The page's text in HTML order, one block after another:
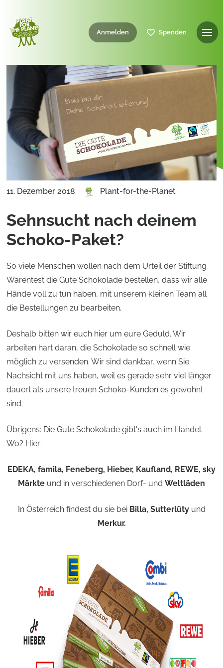
Anmelden Spenden
11. Dezember 2018 Plant-for-the-Planet
Sehnsucht nach deinem
Schoko-Paket?
So viele Menschen wollen nach dem Urteil der Stiftung
Warentest die Gute Schokolade bestellen, dass wir alle
Hände voll zu tun haben, mit unserem kleinen Team all
die Bestellungen zu bearbeiten.
Deshalb bitten wir euch hier um eure Geduld. Wir
arbeiten hart daran, die Schokolade so schnell wie
möglich zu versenden. Wir sind dankbar, wenn Sie
Nachsicht mit uns haben, weil es gerade sehr viel länger
dauert als unsere treuen Schoko-Kunden es gewohnt
sind.
Übrigens: Die Gute Schokolade gibt's auch im Handel.
Wo? Hier:
EDEKA, famila, Feneberg, Hieber, Kaufland, REWE, sky
Märkte und in verschiedenen Dorf- und Weltläden
In Österreich findest du sie bei Billa, Sutterlüty und
Merkur.